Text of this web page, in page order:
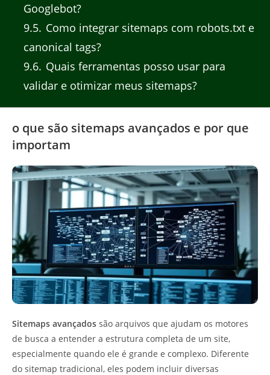
Googlebot?
9.5 Como integrar sitemaps com robots.txt e
canonical tags?
9.6 Quais ferramentas posso usar para
validar e otimizar meus sitemaps?
o que são sitemaps avançados e por que
importam
Sitemaps avançados são arquivos que ajudam os motores
de busca a entender a estrutura completa de um site,
especialmente quando ele é grande e complexo. Diferente
do sitemap tradicional, eles podem incluir diversas